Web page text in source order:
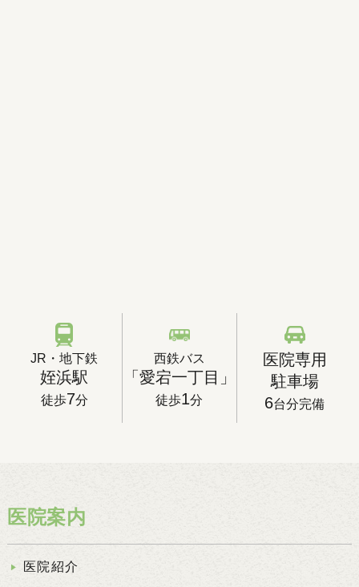
JR・地下鉄
姪浜駅
徒歩7分
西鉄バス
「愛宕一丁目」
徒歩1分
医院専用
駐車場
6台分完備
医院案内
医院紹介